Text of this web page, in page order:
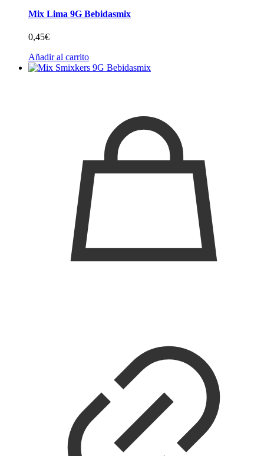
Mix Lima 9G Bebidasmix
0,45€
Añadir al carrito